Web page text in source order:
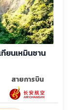
ทียนเหมินซาน
สายการบิน